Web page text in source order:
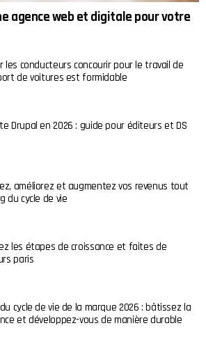
agence web et digitale pour votre
les conducteurs concourir pour le travail de
de voitures est formidable
Drupal en 2026 : guide pour éditeurs et DS
améliorez et augmentez vos revenus tout
du cycle de vie
les étapes de croissance et faites de
paris
cycle de vie de la marque 2026 : bâtissez la
et développez-vous de manière durable